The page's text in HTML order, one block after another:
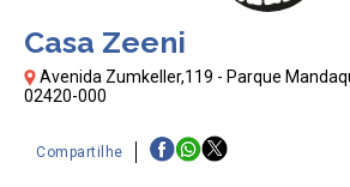
Casa Zeeni
Avenida Zumkeller,119 - Parque
02420-000
Compartilhe